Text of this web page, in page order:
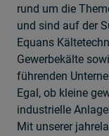
rund um die
und sind auf der
Equans
Gewerbekälte
führenden
Egal, ob kleine
industrielle
Mit unserer